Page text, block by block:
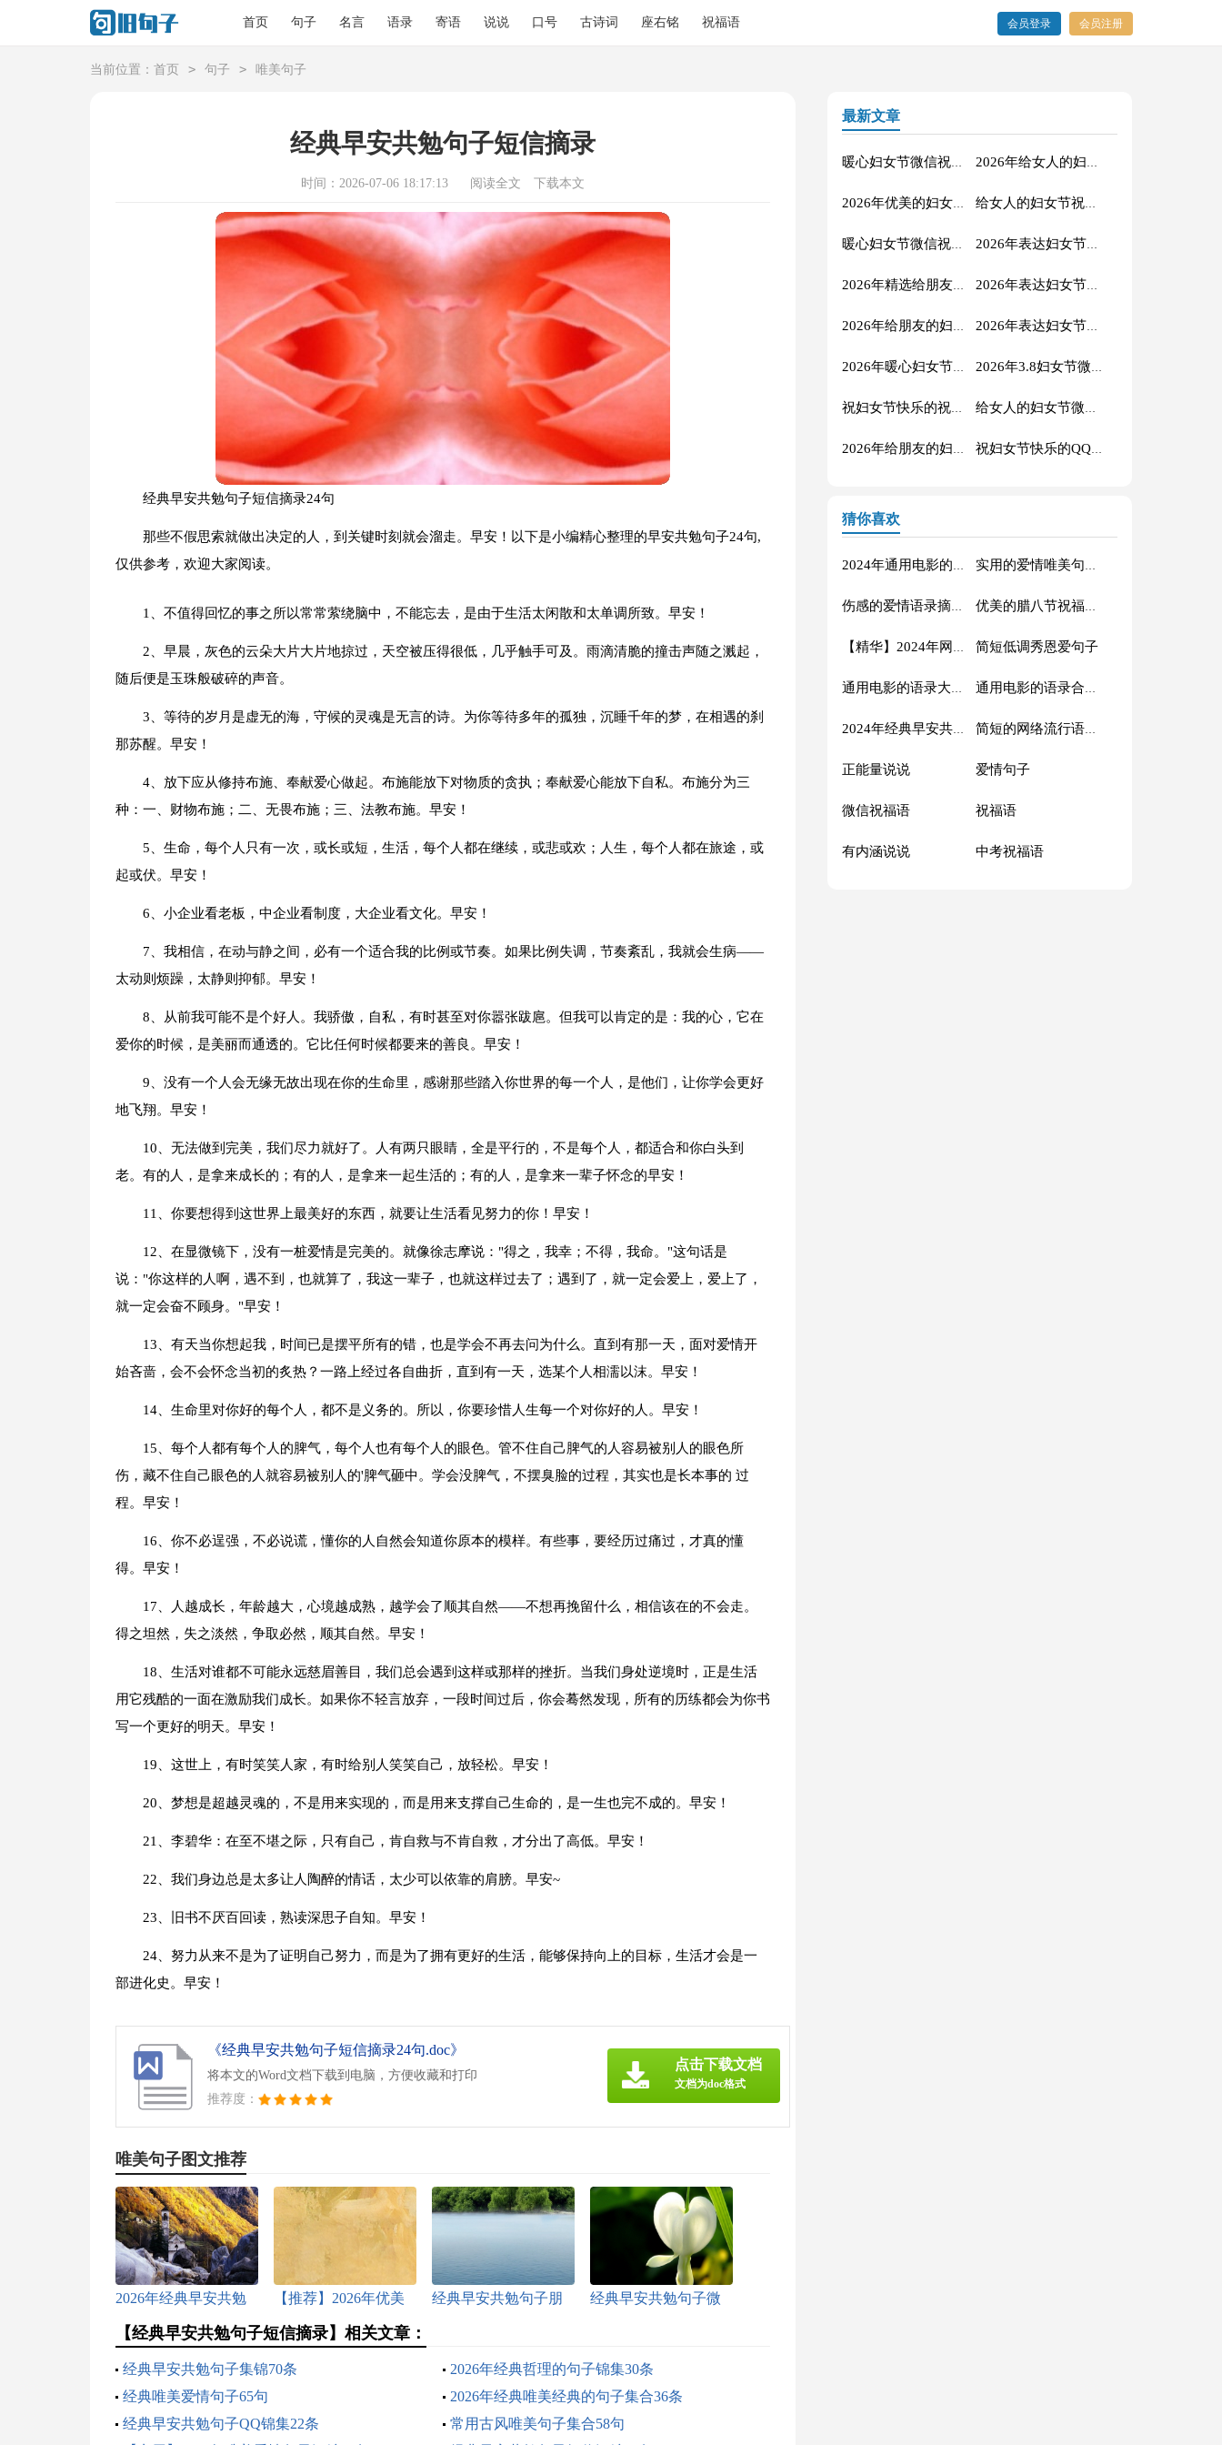
首页 句子 名言 语录 寄语 说说 口号 古诗词 座右铭 祝福语 会员登录 会员注册
当前位置： 首页 > 句子 > 唯美句子
经典早安共勉句子短信摘录
时间：2026-07-06 18:17:13 阅读全文 下载本文
经典早安共勉句子短信摘录24句
那些不假思索就做出决定的人，到关键时刻就会溜走。早安！以下是小编精心整理的早安共勉句子24句,
仅供参考，欢迎大家阅读。
1、不值得回忆的事之所以常常萦绕脑中，不能忘去，是由于生活太闲散和太单调所致。早安！
2、早晨，灰色的云朵大片大片地掠过，天空被压得很低，几乎触手可及。雨滴清脆的撞击声随之溅起，
随后便是玉珠般破碎的声音。
3、等待的岁月是虚无的海，守候的灵魂是无言的诗。为你等待多年的孤独，沉睡千年的梦，在相遇的刹
那苏醒。早安！
4、放下应从修持布施、奉献爱心做起。布施能放下对物质的贪执；奉献爱心能放下自私。布施分为三
种：一、财物布施；二、无畏布施；三、法教布施。早安！
5、生命，每个人只有一次，或长或短，生活，每个人都在继续，或悲或欢；人生，每个人都在旅途，或
起或伏。早安！
6、小企业看老板，中企业看制度，大企业看文化。早安！
7、我相信，在动与静之间，必有一个适合我的比例或节奏。如果比例失调，节奏紊乱，我就会生病——
太动则烦躁，太静则抑郁。早安！
8、从前我可能不是个好人。我骄傲，自私，有时甚至对你嚣张跋扈。但我可以肯定的是：我的心，它在
爱你的时候，是美丽而通透的。它比任何时候都要来的善良。早安！
9、没有一个人会无缘无故出现在你的生命里，感谢那些踏入你世界的每一个人，是他们，让你学会更好
地飞翔。早安！
10、无法做到完美，我们尽力就好了。人有两只眼睛，全是平行的，不是每个人，都适合和你白头到
老。有的人，是拿来成长的；有的人，是拿来一起生活的；有的人，是拿来一辈子怀念的早安！
11、你要想得到这世界上最美好的东西，就要让生活看见努力的你！早安！
12、在显微镜下，没有一桩爱情是完美的。就像徐志摩说："得之，我幸；不得，我命。"这句话是
说："你这样的人啊，遇不到，也就算了，我这一辈子，也就这样过去了；遇到了，就一定会爱上，爱上了，
就一定会奋不顾身。"早安！
13、有天当你想起我，时间已是摆平所有的错，也是学会不再去问为什么。直到有那一天，面对爱情开
始吝啬，会不会怀念当初的炙热？一路上经过各自曲折，直到有一天，选某个人相濡以沫。早安！
14、生命里对你好的每个人，都不是义务的。所以，你要珍惜人生每一个对你好的人。早安！
15、每个人都有每个人的脾气，每个人也有每个人的眼色。管不住自己脾气的人容易被别人的眼色所
伤，藏不住自己眼色的人就容易被别人的'脾气砸中。学会没脾气，不摆臭脸的过程，其实也是长本事的 过
程。早安！
16、你不必逞强，不必说谎，懂你的人自然会知道你原本的模样。有些事，要经历过痛过，才真的懂
得。早安！
17、人越成长，年龄越大，心境越成熟，越学会了顺其自然——不想再挽留什么，相信该在的不会走。
得之坦然，失之淡然，争取必然，顺其自然。早安！
18、生活对谁都不可能永远慈眉善目，我们总会遇到这样或那样的挫折。当我们身处逆境时，正是生活
用它残酷的一面在激励我们成长。如果你不轻言放弃，一段时间过后，你会蓦然发现，所有的历练都会为你书
写一个更好的明天。早安！
19、这世上，有时笑笑人家，有时给别人笑笑自己，放轻松。早安！
20、梦想是超越灵魂的，不是用来实现的，而是用来支撑自己生命的，是一生也完不成的。早安！
21、李碧华：在至不堪之际，只有自己，肯自救与不肯自救，才分出了高低。早安！
22、我们身边总是太多让人陶醉的情话，太少可以依靠的肩膀。早安~
23、旧书不厌百回读，熟读深思子自知。早安！
24、努力从来不是为了证明自己努力，而是为了拥有更好的生活，能够保持向上的目标，生活才会是一
部进化史。早安！
《经典早安共勉句子短信摘录24句.doc》
将本文的Word文档下载到电脑，方便收藏和打印
推荐度：
点击下载文档
文档为doc格式
唯美句子图文推荐
2026年经典早安共勉
句子短信摘录22句
【推荐】2026年优美
古风句子锦集35句
经典早安共勉句子朋
经典早安共勉句子微
【经典早安共勉句子短信摘录】相关文章：
经典早安共勉句子集锦70条
2026年经典哲理的句子锦集30条
经典唯美爱情句子65句
2026年经典唯美经典的句子集合36条
经典早安共勉句子QQ锦集22条
常用古风唯美句子集合58句
最新文章
猜你喜欢
2024年通用电影的语录摘录88条 实用的爱情唯美句子汇编56条
伤感的爱情语录摘录81条 优美的腊八节祝福语71条
【精华】2024年网络流行的语录摘录32句 简短低调秀恩爱句子
通用电影的语录大汇总88条 通用电影的语录合集70条
2024年经典早安共勉句子短信汇总41句 简短的网络流行语录摘录50句
正能量说说 爱情句子
微信祝福语 祝福语
有内涵说说 中考祝福语